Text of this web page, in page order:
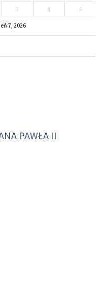
3 4 5
7, 2026
PAWŁA II